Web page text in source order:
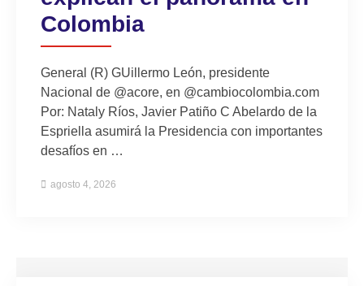
Colombia
General (R) GUillermo León, presidente
Nacional de @acore, en @cambiocolombia.com
Por: Nataly Ríos, Javier Patiño C Abelardo de la
Espriella asumirá la Presidencia con importantes
desafíos en …
agosto 4, 2026